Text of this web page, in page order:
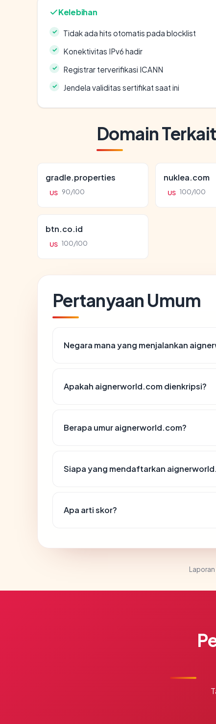
Kelebihan
Tidak ada hits otomatis pada blocklist
Konektivitas IPv6 hadir
Registrar terverifikasi ICANN
Jendela validitas sertifikat saat ini
Domain Terkait
gradle.properties
US 90/100
nuklea.com
US 100/100
btn.co.id
US 100/100
Pertanyaan Umum
Negara mana yang menjalankan
Apakah aignerworld.com dienkripsi?
Berapa umur aignerworld.com?
Siapa yang mendaftarkan
Apa arti skor?